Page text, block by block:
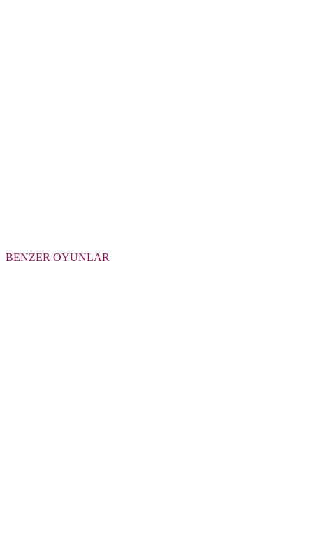
BENZER OYUNLAR